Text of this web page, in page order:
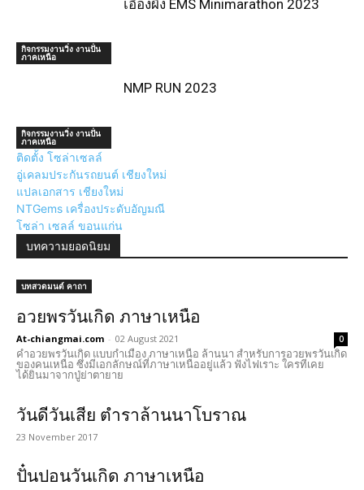
กิจกรรมงานวิ่ง งานปั่น
ภาคเหนือ
เอื้องผึ้ง EMS Minimarathon 2023
กิจกรรมงานวิ่ง งานปั่น
ภาคเหนือ
NMP RUN 2023
ติดตั้ง โซล่าเซลล์
อู่เคลมประกันรถยนต์ เชียงใหม่
แปลเอกสาร เชียงใหม่
NTGems เครื่องประดับอัญมณี
โซล่า เซลล์ ขอนแก่น
บทความยอดนิยม
บทสวดมนต์ คาถา
อวยพรวันเกิด ภาษาเหนือ
At-chiangmai.com - 02 August 2021 0
คำอวยพรวันเกิด แบบกำเมือง ภาษาเหนือ ล้านนา สำหรับการอวยพรวันเกิด
ของคนเหนือ ซึ่งมีเอกลักษณ์ที่ภาษาเหนืออยู่แล้ว ฟังไฟเราะ ใครทีเคย
ได้ยินมาจากปู่ย่าตายาย
วันดีวันเสีย ตำราล้านนาโบราณ
23 November 2017
ปั๋นปอนวันเกิด ภาษาเหนือ